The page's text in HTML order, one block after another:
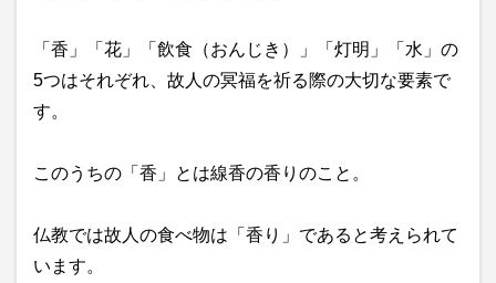
「香」「花」「飲食（おんじき）」「灯明」「水」の
5つはそれぞれ、故人の冥福を祈る際の大切な要素で
す。
このうちの「香」とは線香の香りのこと。
仏教では故人の食べ物は「香り」であると考えられて
います。